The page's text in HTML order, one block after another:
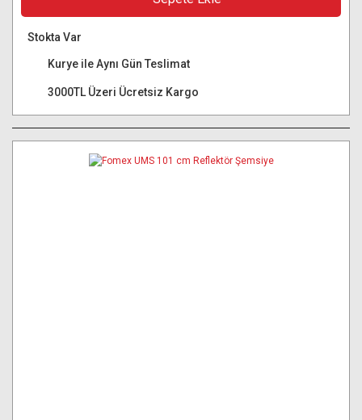
Stokta Var
Kurye ile Aynı Gün Teslimat
3000TL Üzeri Ücretsiz Kargo